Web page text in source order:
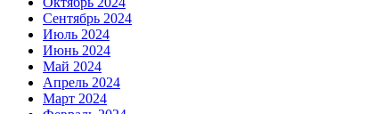
Сентябрь 2024
Июль 2024
Июнь 2024
Май 2024
Апрель 2024
Март 2024